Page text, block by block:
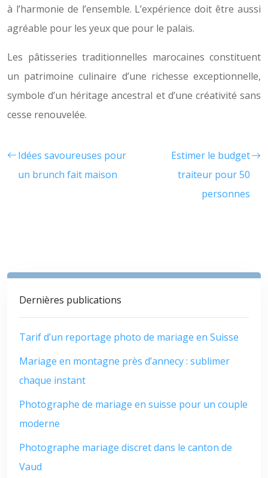
à l’harmonie de l’ensemble. L’expérience doit être aussi
agréable pour les yeux que pour le palais.
Les pâtisseries traditionnelles marocaines constituent
un patrimoine culinaire d’une richesse exceptionnelle,
symbole d’un héritage ancestral et d’une créativité sans
cesse renouvelée.
Idées savoureuses pour
un brunch fait maison
Estimer le budget
traiteur pour 50
personnes
Dernières publications
Tarif d’un reportage photo de mariage en Suisse
Mariage en montagne près d’annecy : sublimer
chaque instant
Photographe de mariage en suisse pour un couple
moderne
Photographe mariage discret dans le canton de
Vaud